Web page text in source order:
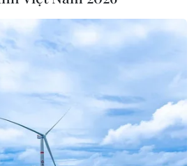
viên Nguyễn Đức Thắng
hai liên tiếp ở đấu trường V-
đó tạm thời thoát khỏi khu
vòng 14 (16 điểm, xếp thứ